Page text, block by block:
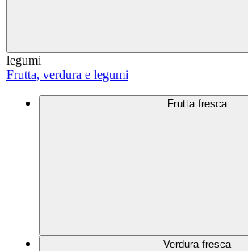
legumi
Frutta, verdura e legumi
Frutta fresca
Verdura fresca